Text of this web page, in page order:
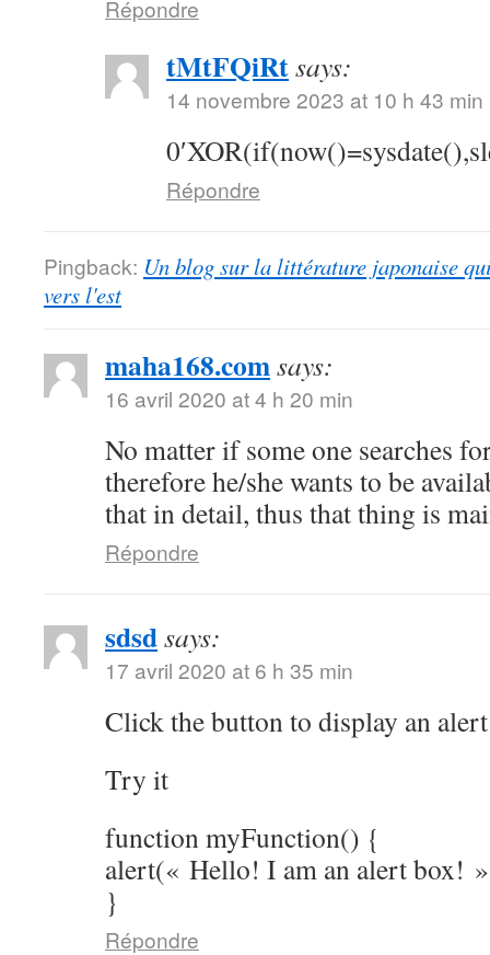
Répondre
tMtFQiRtsays:
14 novembre 2023 at 10 h 43 min
Répondre
Pingback: Un blog sur la littérature japonaise
vers l'est
maha168.comsays:
16 avril 2020 at 4 h 20 min
No matter if some one searches
therefore he/she wants to be
that in detail, thus that thing is
Répondre
sdsdsays:
17 avril 2020 at 6 h 35 min
Click the button to display an
Try it
function myFunction() {
alert(« Hello! I am an alert box!
}
Répondre